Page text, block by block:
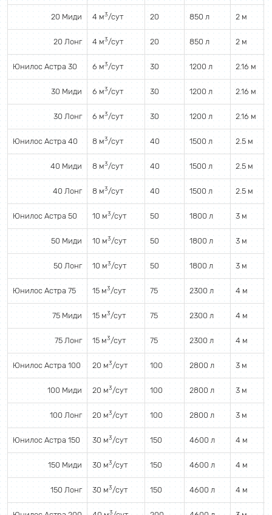
20 Миди 4 м3/сут 20 850 л 2 м
20 Лонг 4 м3/сут 20 850 л 2 м
Юнилос Астра 30 6 м3/сут 30 1200 л 2.16 м
30 Миди 6 м3/сут 30 1200 л 2.16 м
30 Лонг 6 м3/сут 30 1200 л 2.16 м
Юнилос Астра 40 8 м3/сут 40 1500 л 2.5 м
40 Миди 8 м3/сут 40 1500 л 2.5 м
40 Лонг 8 м3/сут 40 1500 л 2.5 м
Юнилос Астра 50 10 м3/сут 50 1800 л 3 м
50 Миди 10 м3/сут 50 1800 л 3 м
50 Лонг 10 м3/сут 50 1800 л 3 м
Юнилос Астра 75 15 м3/сут 75 2300 л 4 м
75 Миди 15 м3/сут 75 2300 л 4 м
75 Лонг 15 м3/сут 75 2300 л 4 м
Юнилос Астра 100 20 м3/сут 100 2800 л 3 м
100 Миди 20 м3/сут 100 2800 л 3 м
100 Лонг 20 м3/сут 100 2800 л 3 м
Юнилос Астра 150 30 м3/сут 150 4600 л 4 м
150 Миди 30 м3/сут 150 4600 л 4 м
150 Лонг 30 м3/сут 150 4600 л 4 м
3